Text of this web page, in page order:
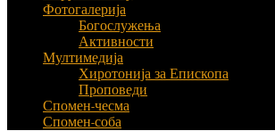
Фотогалерија
Богослужења
Активности
Мултимедија
Хиротонија за Епископа
Проповеди
Спомен-чесма
Спомен-соба